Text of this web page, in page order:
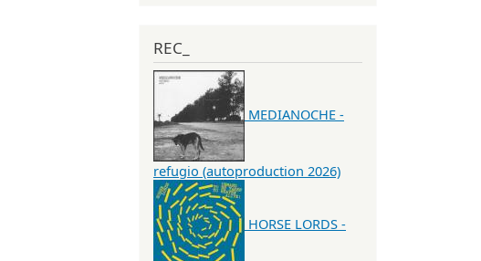
REC_
MEDIANOCHE -
refugio (autoproduction 2026)
HORSE LORDS -